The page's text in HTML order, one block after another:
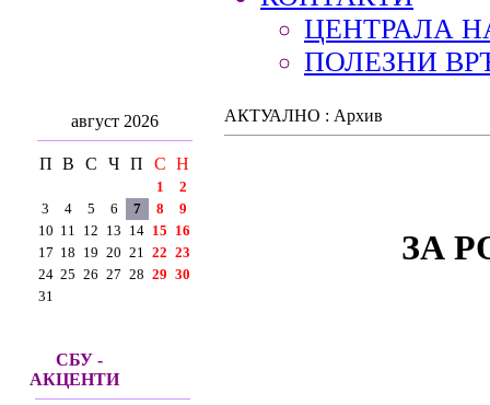
ЦЕНТРАЛА
ПОЛЕЗНИ
август 2026
П В С Ч П С Н
1
2
3
4 5 6 7 8
9
10 11 12 13 14 15 16
17 18 19 20 21 22 23
24 25 26 27 28 29 30
31
СБУ -
АКЦЕНТИ
АКТУАЛНО : Архив
ЗА